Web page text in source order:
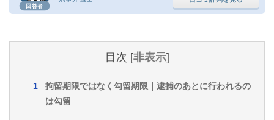
回答者
目次 [非表示]
拘留期限ではなく勾留期限｜逮捕のあとに行われるの
は勾留